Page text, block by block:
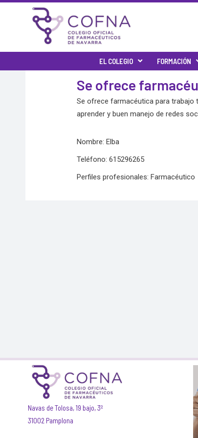
EL COLEGIO FORMACIÓN
Se ofrece
Se ofrece farmacéutica para trabajo
aprender y buen manejo de redes
Nombre: Elba
Teléfono: 615296265
Perfiles profesionales: Farmacéutico
Navas de Tolosa, 19 bajo, 3º
31002 Pamplona